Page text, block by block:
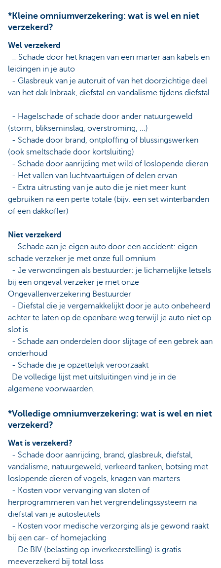
*Kleine omniumverzekering: wat is wel en niet
verzekerd?
Wel verzekerd
_ Schade door het knagen van een marter aan kabels en
leidingen in je auto
- Glasbreuk van je autoruit of van het doorzichtige deel
van het dak Inbraak, diefstal en vandalisme tijdens diefstal
- Hagelschade of schade door ander natuurgeweld
(storm, blikseminslag, overstroming, ...)
- Schade door brand, ontploffing of blussingswerken
(ook smeltschade door kortsluiting)
- Schade door aanrijding met wild of loslopende dieren
- Het vallen van luchtvaartuigen of delen ervan
- Extra uitrusting van je auto die je niet meer kunt
gebruiken na een perte totale (bijv. een set winterbanden
of een dakkoffer)
Niet verzekerd
- Schade aan je eigen auto door een accident: eigen
schade verzeker je met onze full omnium
- Je verwondingen als bestuurder: je lichamelijke letsels
bij een ongeval verzeker je met onze
Ongevallenverzekering Bestuurder
- Diefstal die je vergemakkelijkt door je auto onbeheerd
achter te laten op de openbare weg terwijl je auto niet op
slot is
- Schade aan onderdelen door slijtage of een gebrek aan
onderhoud
- Schade die je opzettelijk veroorzaakt
De volledige lijst met uitsluitingen vind je in de
algemene voorwaarden.
*Volledige omniumverzekering: wat is wel en niet
verzekerd?
Wat is verzekerd?
- Schade door aanrijding, brand, glasbreuk, diefstal,
vandalisme, natuurgeweld, verkeerd tanken, botsing met
loslopende dieren of vogels, knagen van marters
- Kosten voor vervanging van sloten of
herprogrammeren van het vergrendelingssysteem na
diefstal van je autosleutels
- Kosten voor medische verzorging als je gewond raakt
bij een car- of homejacking
- De BIV (belasting op inverkeerstelling) is gratis
meeverzekerd bij total loss